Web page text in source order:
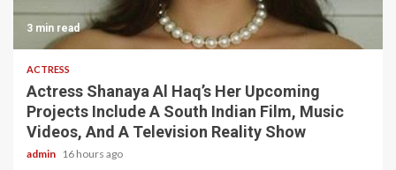
3 min read
ACTRESS
Actress Shanaya Al Haq’s Her Upcoming
Projects Include A South Indian Film, Music
Videos, And A Television Reality Show
admin 16 hours ago